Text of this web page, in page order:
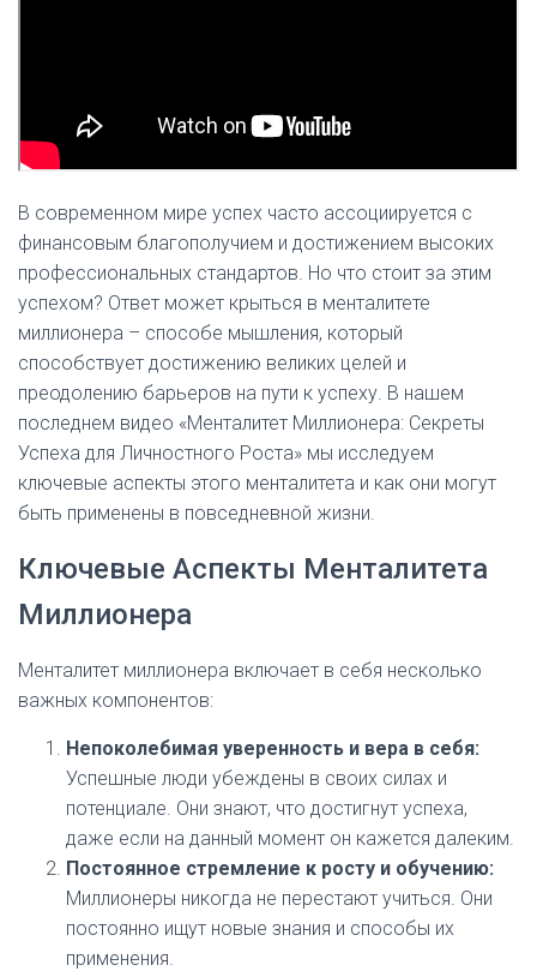
В современном мире успех часто ассоциируется с
финансовым благополучием и достижением высоких
профессиональных стандартов. Но что стоит за этим
успехом? Ответ может крыться в менталитете
миллионера – способе мышления, который
способствует достижению великих целей и
преодолению барьеров на пути к успеху. В нашем
последнем видео «Менталитет Миллионера: Секреты
Успеха для Личностного Роста» мы исследуем
ключевые аспекты этого менталитета и как они могут
быть применены в повседневной жизни.
Ключевые Аспекты Менталитета
Миллионера
Менталитет миллионера включает в себя несколько
важных компонентов:
Непоколебимая уверенность и вера в себя:
Успешные люди убеждены в своих силах и
потенциале. Они знают, что достигнут успеха,
даже если на данный момент он кажется далеким.
Постоянное стремление к росту и обучению:
Миллионеры никогда не перестают учиться. Они
постоянно ищут новые знания и способы их
применения.